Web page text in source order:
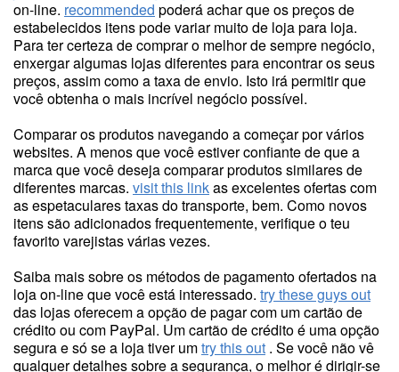
on-line. recommended poderá achar que os preços de
estabelecidos itens pode variar muito de loja para loja.
Para ter certeza de comprar o melhor de sempre negócio,
enxergar algumas lojas diferentes para encontrar os seus
preços, assim como a taxa de envio. Isto irá permitir que
você obtenha o mais incrível negócio possível.
Comparar os produtos navegando a começar por vários
websites. A menos que você estiver confiante de que a
marca que você deseja comparar produtos similares de
diferentes marcas. visit this linkas excelentes ofertas com
as espetaculares taxas do transporte, bem. Como novos
itens são adicionados frequentemente, verifique o teu
favorito varejistas várias vezes.
Saiba mais sobre os métodos de pagamento ofertados na
loja on-line que você está interessado. try these guys out
das lojas oferecem a opção de pagar com um cartão de
crédito ou com PayPal. Um cartão de crédito é uma opção
segura e só se a loja tiver umtry this out . Se você não vê
qualquer detalhes sobre a segurança, o melhor é dirigir-se